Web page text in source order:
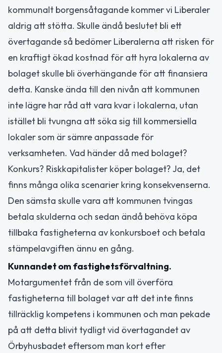
kommunalt borgensåtagande kommer vi Liberaler
aldrig att stötta. Skulle ändå beslutet bli ett
övertagande så bedömer Liberalerna att risken för
en kraftigt ökad kostnad för att hyra lokalerna av
bolaget skulle bli överhängande för att finansiera
detta. Kanske ända till den nivån att kommunen
inte lägre har råd att vara kvar i lokalerna, utan
istället bli tvungna att söka sig till kommersiella
lokaler som är sämre anpassade för
verksamheten. Vad händer då med bolaget?
Konkurs? Riskkapitalister köper bolaget? Ja, det
finns många olika scenarier kring konsekvenserna.
Den sämsta skulle vara att kommunen tvingas
betala skulderna och sedan ändå behöva köpa
tillbaka fastigheterna av konkursboet och betala
stämpelavgiften ännu en gång.
Kunnandet om fastighetsförvaltning.
Motargumentet från de som vill överföra
fastigheterna till bolaget var att det inte finns
tillräcklig kompetens i kommunen och man pekade
på att detta blivit tydligt vid övertagandet av
Örbyhusbadet eftersom man kort efter